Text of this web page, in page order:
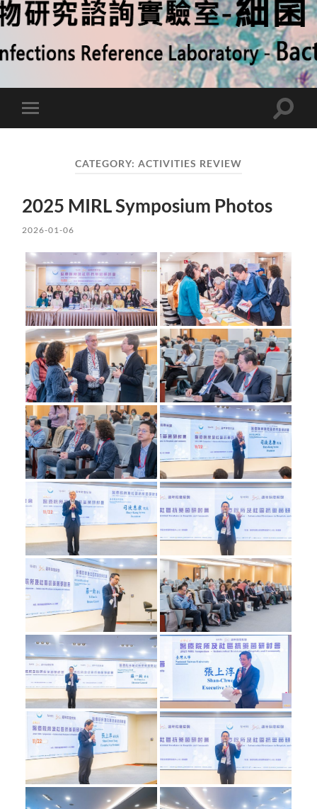
Toggle
mobile
Toggle
CATEGORY: ACTIVITIES REVIEW
2025 MIRL Symposium Photos
2026-01-06